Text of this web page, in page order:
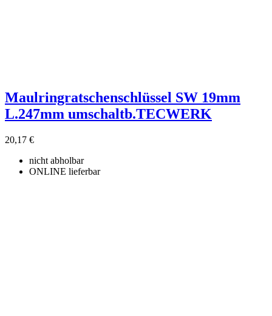
Maulringratschenschlüssel SW 19mm
L.247mm umschaltb.TECWERK
20,17 €
nicht abholbar
ONLINE lieferbar